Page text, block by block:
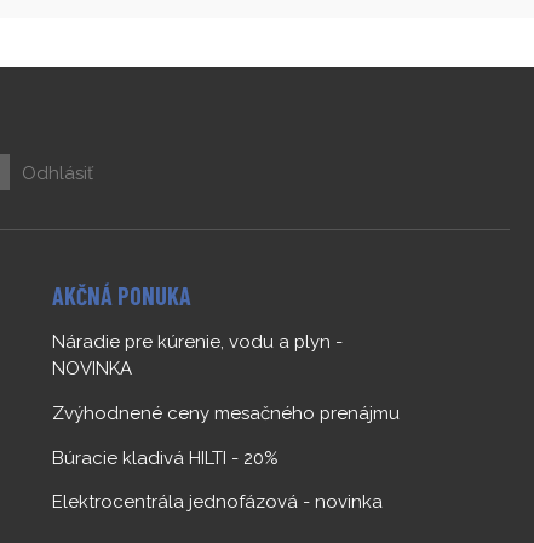
Odhlásiť
AKČNÁ PONUKA
Náradie pre kúrenie, vodu a plyn -
NOVINKA
Zvýhodnené ceny mesačného prenájmu
Búracie kladivá HILTI - 20%
Elektrocentrála jednofázová - novinka